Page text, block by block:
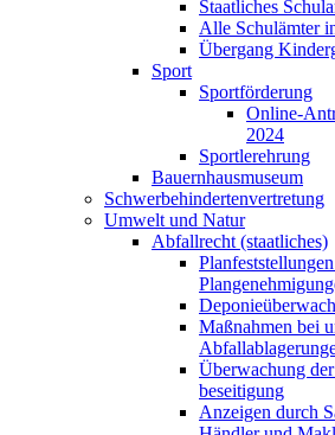
Staatliches
Alle Schulämter
Übergang
Sport
Sportförderung
Online-
2024
Sportlerehrung
Bauernhausmuseum
Schwerbehindertenvertretung
Umwelt und Natur
Abfallrecht (staatliches)
Maßnahmen bei
Überwachung
beseitigung
Anzeigen durch